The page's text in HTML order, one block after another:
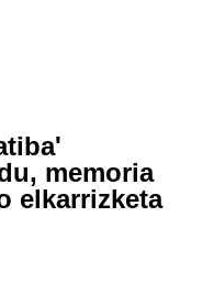
memoria
elkarrizketa